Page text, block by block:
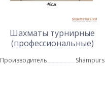
Шахматы турнирные
(профессиональные)
Производитель Shampurs